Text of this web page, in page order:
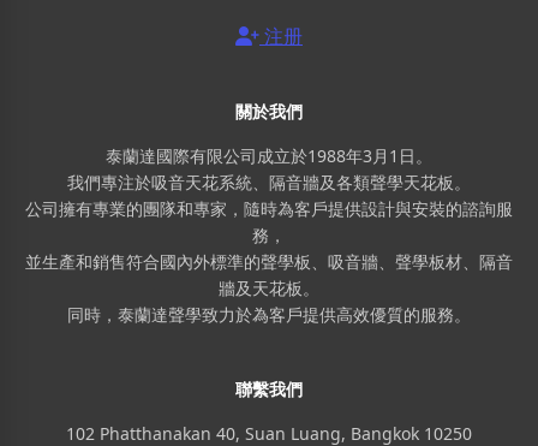
注册
關於我們
泰蘭達國際有限公司成立於1988年3月1日。
我們專注於吸音天花系統、隔音牆及各類聲學天花板。
公司擁有專業的團隊和專家，隨時為客戶提供設計與安裝的諮詢服
務，
並生產和銷售符合國內外標準的聲學板、吸音牆、聲學板材、隔音
牆及天花板。
同時，泰蘭達聲學致力於為客戶提供高效優質的服務。
聯繫我們
102 Phatthanakan 40, Suan Luang, Bangkok 10250